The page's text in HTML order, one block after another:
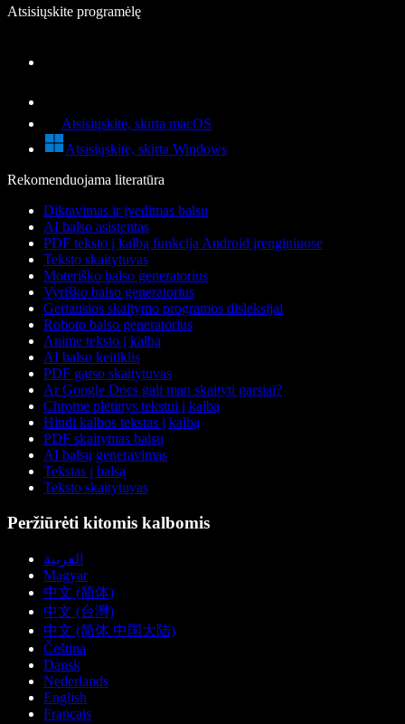
Atsisiųskite programėlę
Atsisiųskite, skirta macOS
Atsisiųskite, skirta Windows
Rekomenduojama literatūra
Diktavimas ir įvedimas balsu
AI balso asistentas
PDF teksto į kalbą funkcija Android įrenginiuose
Teksto skaitytuvas
Moteriško balso generatorius
Vyriško balso generatorius
Geriausios skaitymo programos disleksijai
Roboto balso generatorius
Anime teksto į kalbą
AI balso keitiklis
PDF garso skaitytuvas
Ar Google Docs gali man skaityti garsiai?
Chrome plėtinys tekstui į kalbą
Hindi kalbos tekstas į kalbą
PDF skaitymas balsu
AI balsų generavimas
Tekstas į balsą
Teksto skaitytuvas
Peržiūrėti kitomis kalbomis
العربية
Magyar
中文 (简体)
中文 (台灣)
中文 (简体 中国大陆)
Čeština
Dansk
Nederlands
English
Français